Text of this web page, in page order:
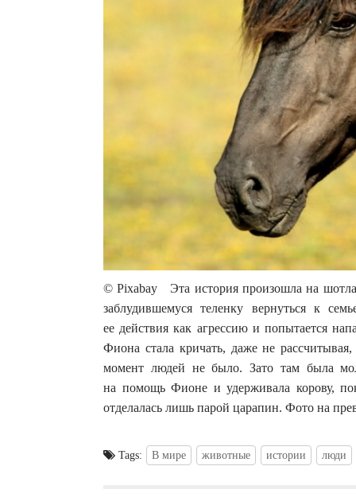
© Pixabay Эта история произошла на
заблудившемуся теленку вернуться к
ее действия как агрессию и попытается
Фиона стала кричать, даже не
момент людей не было. Зато там была
на помощь Фионе и удерживала корову,
отделалась лишь парой царапин. Фото на
Tags: В мире животные истории люди